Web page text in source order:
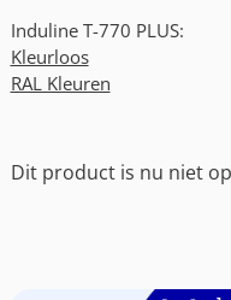
Induline T-770 PLUS:
Kleurloos
RAL Kleuren
Dit product is nu niet